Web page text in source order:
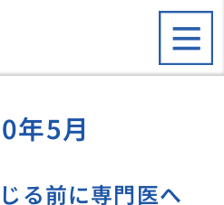
年5月
る前に専門医へ